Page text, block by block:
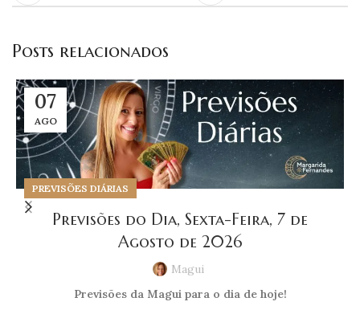
Posts relacionados
07
AGO
PREVISÕES DIÁRIAS
Previsões do Dia, Sexta-Feira, 7 de
Agosto de 2026
Magui
Previsões da Magui para o dia de hoje!